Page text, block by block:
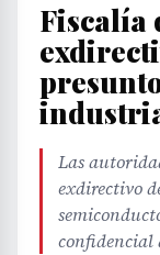
Fiscalía
Las
exdirectivo
confidencial